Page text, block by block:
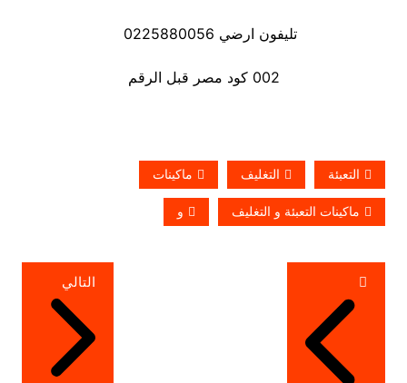
تليفون ارضي 0225880056
002 كود مصر قبل الرقم
التعبئة التغليف ماكينات
ماكينات التعبئة و التغليف و
تصفّح
المقالات
التالي